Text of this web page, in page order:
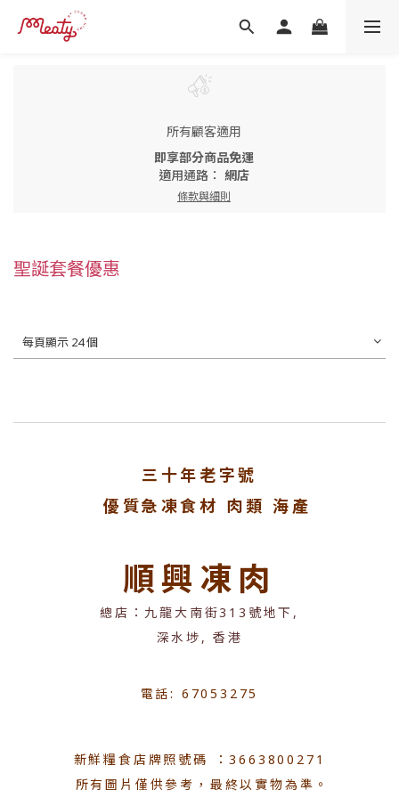
所有顧客適用
即享部分商品免運
適用通路： 網店
條款與細則
聖誕套餐優惠
每頁顯示 24 個
三十年老字號
優質急凍食材 肉類 海產
順興凍肉
總店：九龍大南街313號地下,
深水埗, 香港
電話: 67053275
新鮮糧食店牌照號碼 ：3663800271
所有圖片僅供參考，最終以實物為準。